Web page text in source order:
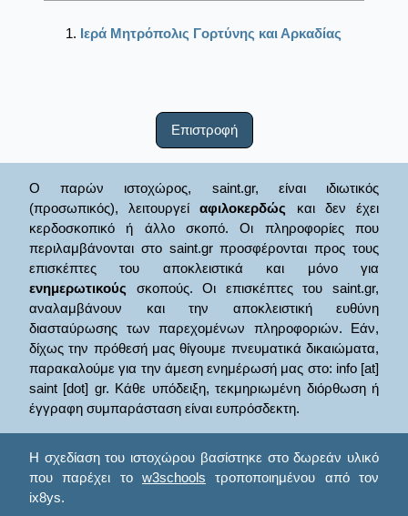
Ιερά Μητρόπολις Γορτύνης και Αρκαδίας
Επιστροφή
Ο παρών ιστοχώρος, saint.gr, είναι ιδιωτικός
(προσωπικός), λειτουργείαφιλοκερδώς και δεν έχει
κερδοσκοπικό ή άλλο σκοπό. Οι πληροφορίες που
περιλαμβάνονται στο saint.gr προσφέρονται προς τους
επισκέπτες του αποκλειστικά και μόνο για
ενημερωτικούς σκοπούς. Οι επισκέπτες του saint.gr,
αναλαμβάνουν και την αποκλειστική ευθύνη
διασταύρωσης των παρεχομένων πληροφοριών. Εάν,
δίχως την πρόθεσή μας θίγουμε πνευματικά δικαιώματα,
παρακαλούμε για την άμεση ενημέρωσή μας στο: info [at]
saint [dot] gr. Κάθε υπόδειξη, τεκμηριωμένη διόρθωση ή
έγγραφη συμπαράσταση είναι ευπρόσδεκτη.
Η σχεδίαση του ιστοχώρου βασίστηκε στο δωρεάν υλικό
που παρέχει το w3schools τροποποιημένου από τον
ix8ys.